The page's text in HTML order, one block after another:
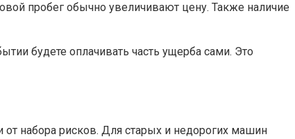
пробег обычно увеличивают цену. Также наличие
будете оплачивать часть ущерба сами. Это
набора рисков. Для старых и недорогих машин